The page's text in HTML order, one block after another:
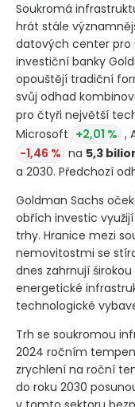
Soukromá
hrát stále
datových center pro
investiční banky
opouštějí tradiční
svůj odhad
pro čtyři největší
Microsoft +2,01 % ,
-1,46 % na 5,3
a 2030. Předchozí
Goldman Sachs
obřích investic
trhy. Hranice mezi
nemovitostmi se
dnes zahrnují
energetické
technologické
Trh se soukromou
2024 ročním
zrychlení na roční
do roku 2030